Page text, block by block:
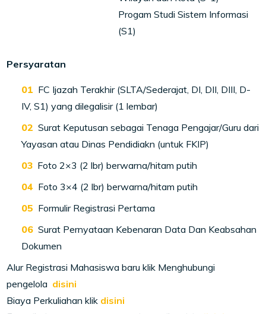
Progam Studi Sistem Informasi
(S1)
Persyaratan
FC Ijazah Terakhir (SLTA/Sederajat, DI, DII, DIII, D-
IV, S1) yang dilegalisir (1 lembar)
Surat Keputusan sebagai Tenaga Pengajar/Guru dari
Yayasan atau Dinas Pendidiakn (untuk FKIP)
Foto 2×3 (2 lbr) berwarna/hitam putih
Foto 3×4 (2 lbr) berwarna/hitam putih
Formulir Registrasi Pertama
Surat Pernyataan Kebenaran Data Dan Keabsahan
Dokumen
Alur Registrasi Mahasiswa baru klik Menghubungi
pengelola disini
Biaya Perkuliahan klik disini